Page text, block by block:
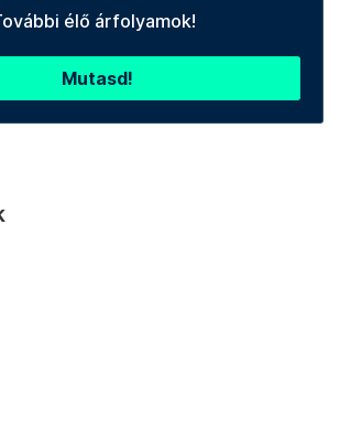
élő árfolyamok!
Mutasd!